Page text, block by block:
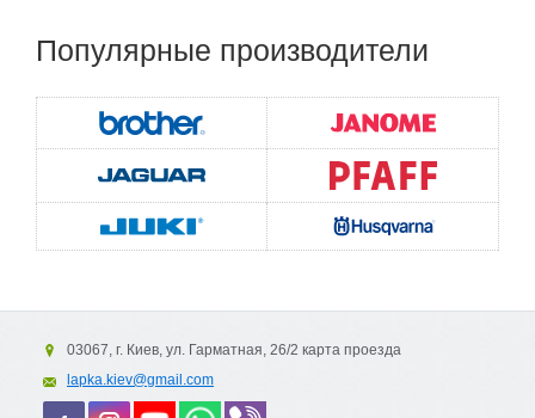
Популярные производители
03067, г. Киев, ул. Гарматная, 26/2 карта проезда
lapka.kiev@gmail.com